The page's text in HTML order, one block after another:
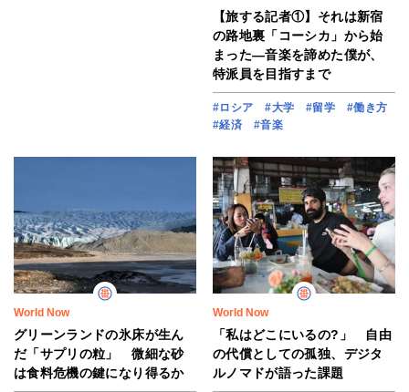
【旅する記者①】それは新宿
の路地裏「コーシカ」から始
まった―音楽を諦めた僕が、
特派員を目指すまで
#ロシア #大学 #留学
#働き方
#経済
#音楽
World Now
グリーンランドの氷床が生ん
だ「サプリの粒」 微細な砂
は食料危機の鍵になり得るか
World Now
「私はどこにいるの?」 自由
の代償としての孤独、デジタ
ルノマドが語った課題